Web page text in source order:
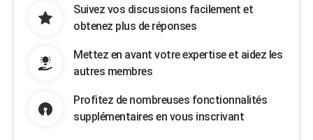
Suivez vos discussions facilement et
obtenez plus de réponses
Mettez en avant votre expertise et aidez les
autres membres
Profitez de nombreuses fonctionnalités
supplémentaires en vous inscrivant